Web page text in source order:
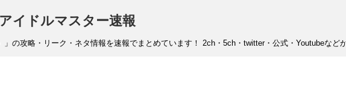
イドルマスター速報
」の攻略・リーク・ネタ情報を速報でまとめています！ 2ch・5ch・twitter・公式・Youtubeなど